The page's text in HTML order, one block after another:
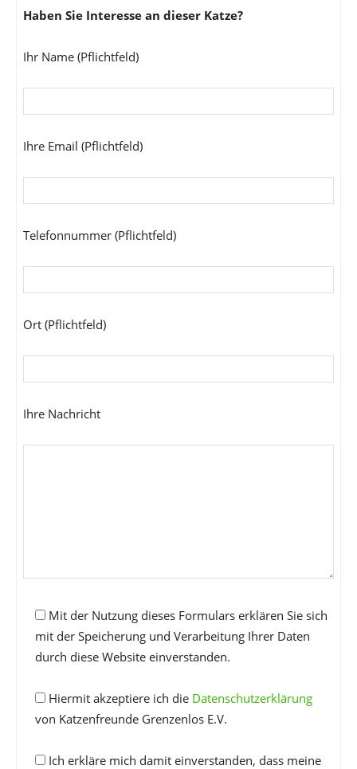
Haben Sie Interesse an dieser Katze?
Ihr Name (Pflichtfeld)
Ihre Email (Pflichtfeld)
Telefonnummer (Pflichtfeld)
Ort (Pflichtfeld)
Ihre Nachricht
Mit der Nutzung dieses Formulars erklären Sie sich
mit der Speicherung und Verarbeitung Ihrer Daten
durch diese Website einverstanden.
Hiermit akzeptiere ich die Datenschutzerklärung
von Katzenfreunde Grenzenlos E.V.
Ich erkläre mich damit einverstanden, dass meine